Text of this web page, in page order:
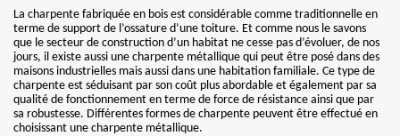
La charpente fabriquée en bois est considérable comme traditionnelle en
terme de support de l’ossature d’une toiture. Et comme nous le savons
que le secteur de construction d’un habitat ne cesse pas d’évoluer, de nos
jours, il existe aussi une charpente métallique qui peut être posé dans des
maisons industrielles mais aussi dans une habitation familiale. Ce type de
charpente est séduisant par son coût plus abordable et également par sa
qualité de fonctionnement en terme de force de résistance ainsi que par
sa robustesse. Différentes formes de charpente peuvent être effectué en
choisissant une charpente métallique.